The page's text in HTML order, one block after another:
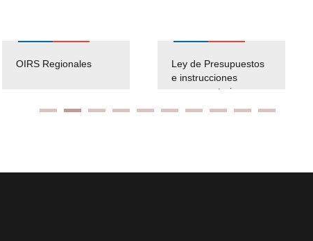
OIRS Regionales
Ley de Presupuestos
e instrucciones
presuspuetarias